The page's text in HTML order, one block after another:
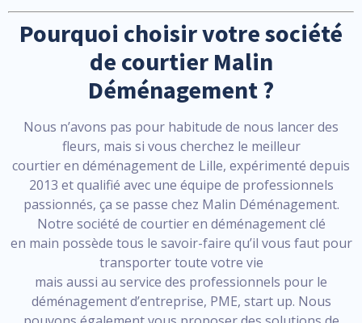
Pourquoi choisir votre société
de courtier Malin
Déménagement ?
Nous n’avons pas pour habitude de nous lancer des
fleurs, mais si vous cherchez le meilleur
courtier en déménagement de Lille, expérimenté depuis
2013 et qualifié avec une équipe de professionnels
passionnés, ça se passe chez Malin Déménagement.
Notre société de courtier en déménagement clé
en main possède tous le savoir-faire qu’il vous faut pour
transporter toute votre vie
mais aussi au service des professionnels pour le
déménagement d’entreprise, PME, start up. Nous